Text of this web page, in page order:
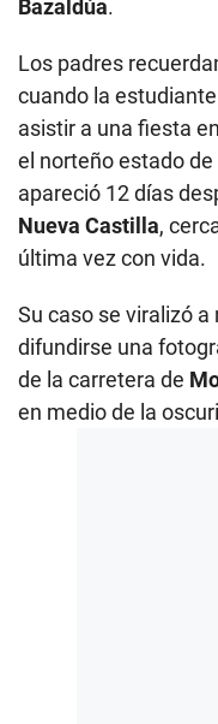
Bazaldúa.
Los padres
cuando la
asistir a una fiesta
el norteño estado
apareció 12 días
Nueva Castilla,
última vez con vida.
Su caso se viralizó
difundirse una
de la carretera de
en medio de la